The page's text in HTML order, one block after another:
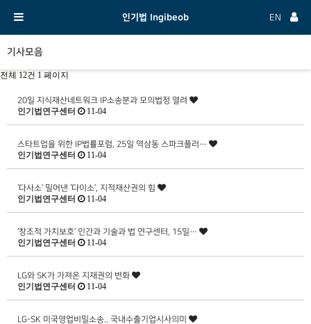
인기법 Ingibeob EN
기사모음
전체 12건 1 페이지
20일 지식재산네트워크 IP소송분과 모의법정 열려
인기법연구센터 11-04
스타트업을 위한 IP법률포럼, 25일 역삼동 스파크플러…
인기법연구센터 11-04
‘다사소’ 밀어낸 ‘다이소’, 지적재산권의 힘
인기법연구센터 11-04
‘창조적 가치보호’ 인간과 기술과 법 연구센터, 15일…
인기법연구센터 11-04
LG와 SK가 가져온 지재권의 변화
인기법연구센터 11-04
LG-SK 미국영업비밀소송.. 국내수출기업시사의미